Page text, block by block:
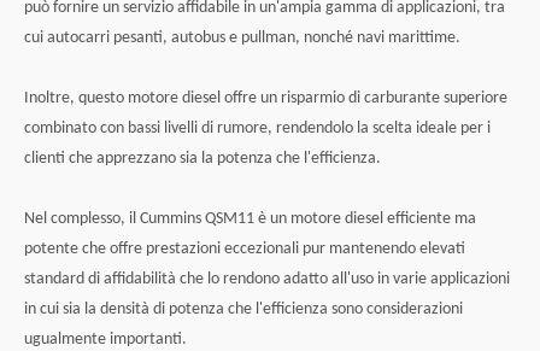
può fornire un servizio affidabile in un'ampia gamma di applicazioni, tra
cui autocarri pesanti, autobus e pullman, nonché navi marittime.
Inoltre, questo motore diesel offre un risparmio di carburante superiore
combinato con bassi livelli di rumore, rendendolo la scelta ideale per i
clienti che apprezzano sia la potenza che l'efficienza.
Nel complesso, il Cummins QSM11 è un motore diesel efficiente ma
potente che offre prestazioni eccezionali pur mantenendo elevati
standard di affidabilità che lo rendono adatto all'uso in varie applicazioni
in cui sia la densità di potenza che l'efficienza sono considerazioni
ugualmente importanti.